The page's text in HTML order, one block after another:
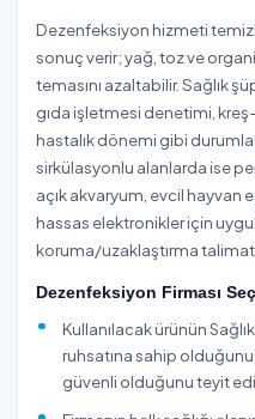
Avcılar / İstanbul
Avcılar / İstanbul
Avcılar / İstanbul Kuru
Avcılar / İstanbul Ofis
Avcılar / İstanbul
Avcılar / İstanbul
Dezenfeksiyon